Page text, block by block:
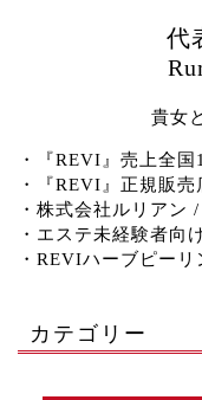
代
貴女
・『REVI』売上全国
・『REVI』正規販売
・株式会社ルリアン
・エステ未経験者向
・REVIハーブピー
カテゴリー